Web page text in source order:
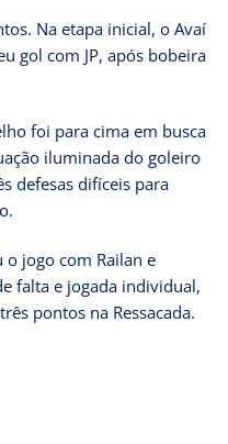
Na etapa inicial, o Avaí
gol com JP, após bobeira
foi para cima em busca
iluminada do goleiro
defesas difíceis para
jogo com Railan e
falta e jogada individual,
pontos na Ressacada.